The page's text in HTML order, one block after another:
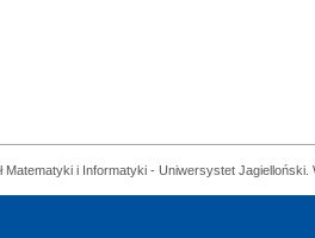
Matematyki i Informatyki - Uniwersystet